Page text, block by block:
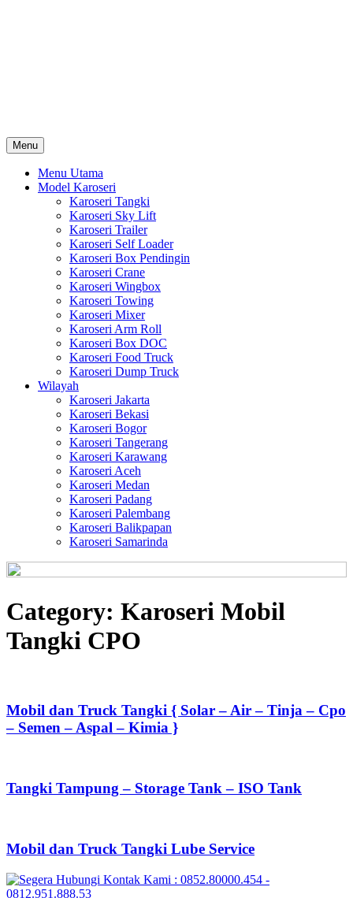
Menu
Menu Utama
Model Karoseri
Karoseri Tangki
Karoseri Sky Lift
Karoseri Trailer
Karoseri Self Loader
Karoseri Box Pendingin
Karoseri Crane
Karoseri Wingbox
Karoseri Towing
Karoseri Mixer
Karoseri Arm Roll
Karoseri Box DOC
Karoseri Food Truck
Karoseri Dump Truck
Wilayah
Karoseri Jakarta
Karoseri Bekasi
Karoseri Bogor
Karoseri Tangerang
Karoseri Karawang
Karoseri Aceh
Karoseri Medan
Karoseri Padang
Karoseri Palembang
Karoseri Balikpapan
Karoseri Samarinda
Category: Karoseri Mobil
Tangki CPO
Mobil dan Truck Tangki { Solar – Air – Tinja – Cpo
– Semen – Aspal – Kimia }
Tangki Tampung – Storage Tank – ISO Tank
Mobil dan Truck Tangki Lube Service